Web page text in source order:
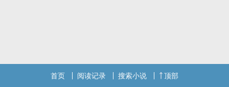
首页 阅读记录 搜索小说 顶部